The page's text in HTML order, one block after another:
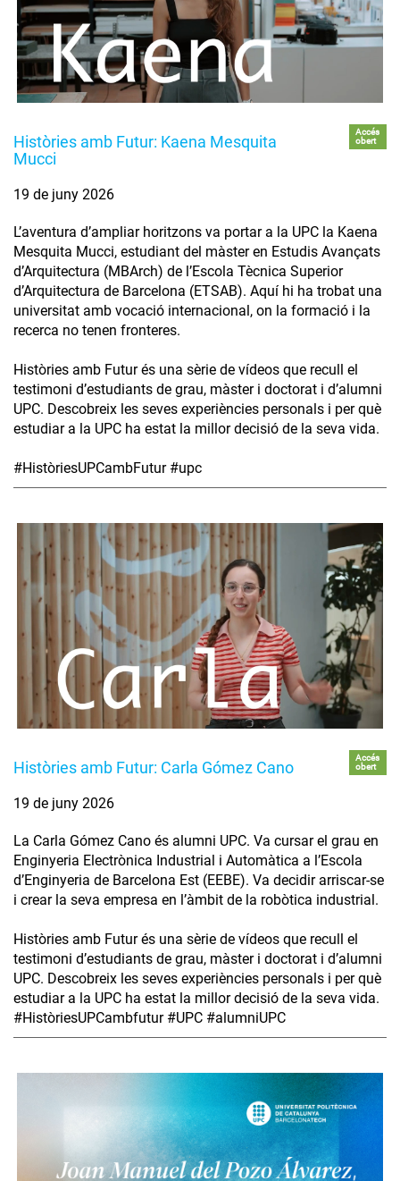
Històries amb Futur: Kaena Mesquita
Mucci
Accés
obert
19 de juny 2026
L’aventura d’ampliar horitzons va portar a la UPC la Kaena
Mesquita Mucci, estudiant del màster en Estudis Avançats
d’Arquitectura (MBArch) de l’Escola Tècnica Superior
d’Arquitectura de Barcelona (ETSAB). Aquí hi ha trobat una
universitat amb vocació internacional, on la formació i la
recerca no tenen fronteres.
Històries amb Futur és una sèrie de vídeos que recull el
testimoni d’estudiants de grau, màster i doctorat i d’alumni
UPC. Descobreix les seves experiències personals i per què
estudiar a la UPC ha estat la millor decisió de la seva vida.
#HistòriesUPCambFutur #upc
Històries amb Futur: Carla Gómez Cano
Accés
obert
19 de juny 2026
La Carla Gómez Cano és alumni UPC. Va cursar el grau en
Enginyeria Electrònica Industrial i Automàtica a l’Escola
d’Enginyeria de Barcelona Est (EEBE). Va decidir arriscar-se
i crear la seva empresa en l’àmbit de la robòtica industrial.
Històries amb Futur és una sèrie de vídeos que recull el
testimoni d’estudiants de grau, màster i doctorat i d’alumni
UPC. Descobreix les seves experiències personals i per què
estudiar a la UPC ha estat la millor decisió de la seva vida.
#HistòriesUPCambfutur #UPC #alumniUPC